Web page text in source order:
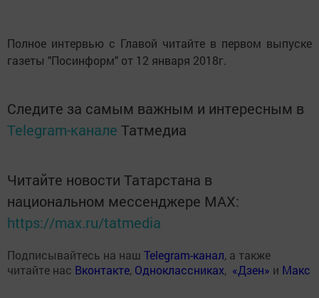
Полное интервью с Главой читайте в первом выпуске
газеты "Посинформ" от 12 января 2018г.
Следите за самым важным и интересным в
Telegram-канале Татмедиа
Читайте новости Татарстана в
национальном мессенджере MАХ:
https://max.ru/tatmedia
Подписывайтесь на наш Telegram-канал, а также
читайте нас Вконтакте, Одноклассниках, «Дзен» и Макс